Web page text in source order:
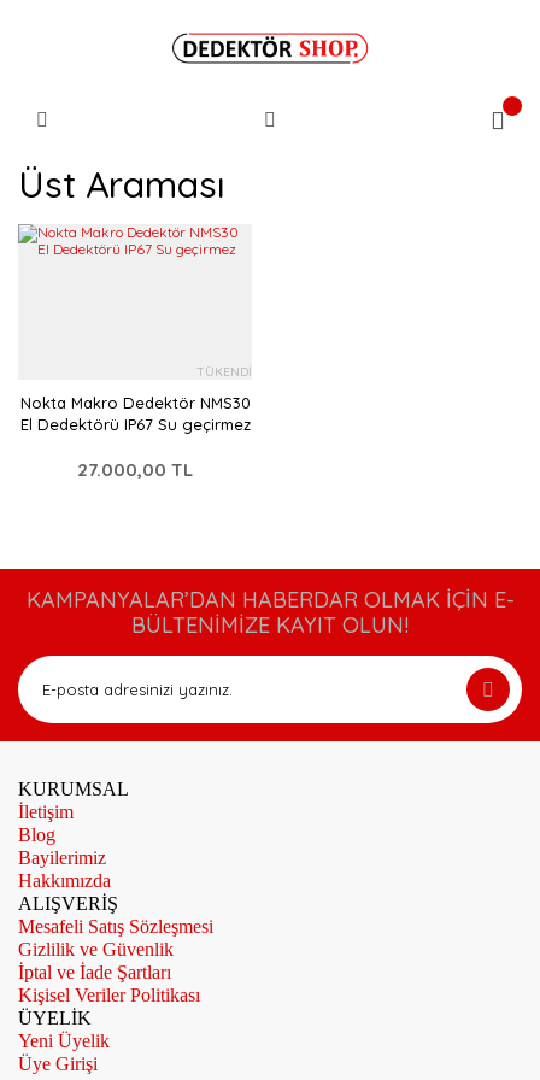
Üst Araması
TÜKENDİ
Nokta Makro Dedektör NMS30
El Dedektörü IP67 Su geçirmez
27.000,00 TL
KAMPANYALAR’DAN HABERDAR OLMAK İÇİN E-
BÜLTENİMİZE KAYIT OLUN!
KURUMSAL
İletişim
Blog
Bayilerimiz
Hakkımızda
ALIŞVERİŞ
Mesafeli Satış Sözleşmesi
Gizlilik ve Güvenlik
İptal ve İade Şartları
Kişisel Veriler Politikası
ÜYELİK
Yeni Üyelik
Üye Girişi